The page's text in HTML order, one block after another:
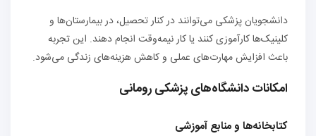
دانشجویان پزشکی می‌توانند در کنار تحصیل، در بیمارستان‌ها و
کلینیک‌ها کارآموزی کنند یا کار نیمه‌وقت انجام دهند. این تجربه
باعث افزایش مهارت‌های عملی و کاهش هزینه‌های زندگی می‌شود.
امکانات دانشگاه‌های پزشکی رومانی
کتابخانه‌ها و منابع آموزشی